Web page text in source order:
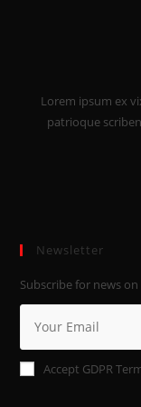
Lorem ipsum ex
patrioque
Newsletter
Subscribe for news
Accept GDPR